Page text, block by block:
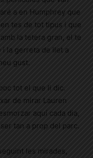
a en Humphrey que
tes de tot tipus i que
la tetera gran, el te
i la gerreta de llet a
gust.
tot el que li dic.
de mirar Lauren
aquí cada dia,
tan a prop del parc.
les mirades,